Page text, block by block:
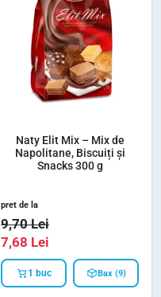
Naty Elit Mix – Mix de
Napolitane, Biscuiți și
Snacks 300 g
pret de la
9,70Lei
7,68 Lei
1 buc Bax (9)